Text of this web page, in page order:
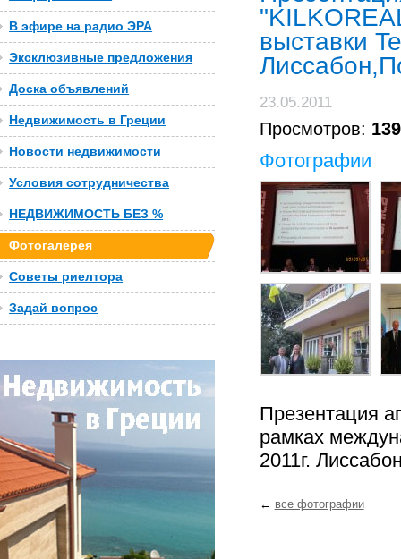
В эфире на радио ЭРА
Эксклюзивные предложения
Доска объявлений
Недвижимость в Греции
Новости недвижимости
Условия сотрудничества
НЕДВИЖИМОСТЬ БЕЗ %
Фотогалерея
Советы риелтора
Задай вопрос
выставки
23.05.2011
Просмотров: 139
Фотографии
Презентация
рамках
2011г.
← все фотографии